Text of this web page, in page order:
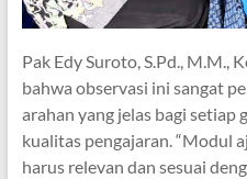
Pak Edy Suroto, S.Pd., M.M.,
bahwa observasi ini sangat
arahan yang jelas bagi setiap
kualitas pengajaran. “Modul
harus relevan dan sesuai